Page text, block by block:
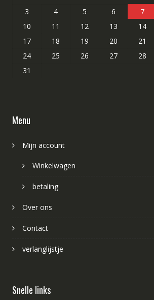
3
4 5 6 7
10
11 12 13 14
17
18 19 20 21
24
25 26 27 28
31
Menu
Mijn account
Winkelwagen
betaling
Over ons
Contact
verlanglijstje
Snelle links